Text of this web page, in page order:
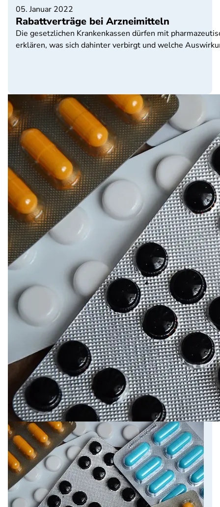
05. Januar 2022
Rabattverträge bei Arzneimitteln
Die gesetzlichen Krankenkassen dürfen mit
erklären, was sich dahinter verbirgt und welche